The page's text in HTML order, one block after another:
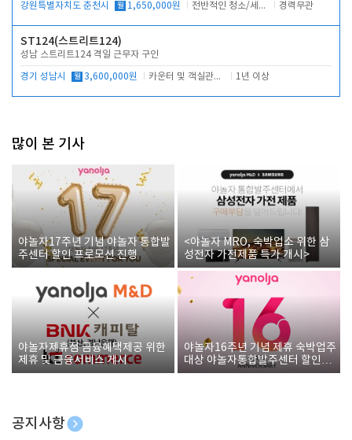
강원특별자치도 춘천시 월 1,650,000원 전반적인 청소/세탁업무 경력무관
ST124(스트리트124)
성남 스트리트124 격일 근무자 구인
경기 성남시 월 3,600,000원 카운터 및 객실관리 전반 1년 이상
많이 본 기사
야놀자17주년 기념 야놀자 통합발
주센터 할인 프로모션 진행
<야놀자 MRO, 숙박업소 위한 삼
성전자 가전제품 특가 개시>
야놀자제휴점 금융혜택제공 위한
제휴 및 금융서비스 게시
야놀자16주년 기념 제휴 숙박업주
대상 야놀자통합발주센터 할인쿠
폰 증정
공지사항
[호텔업] 개인정보 처리방침 개정본1 (19.09.02)